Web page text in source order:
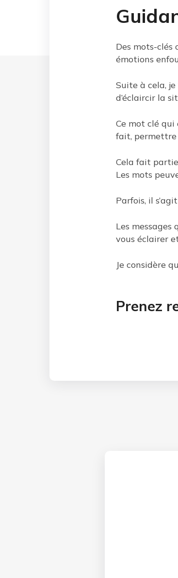
Des mots-
émotions
Suite à cela,
d’éclaircir la
Ce mot clé
fait, permettre
Cela fait partie
Les mots
Parfois, il
Les
vous éclairer
Je considère
Prenez